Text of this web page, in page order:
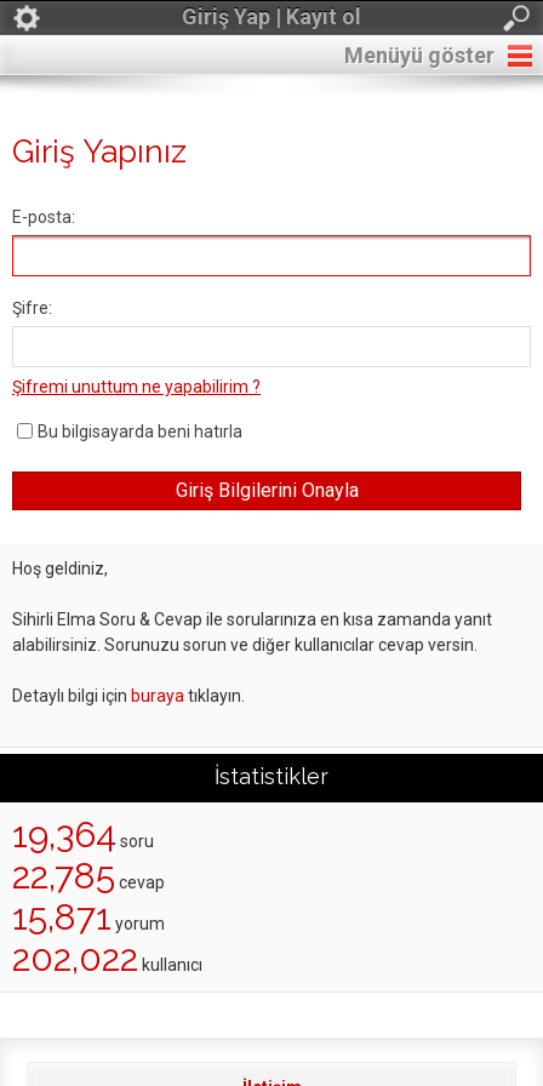
Giriş Yap | Kayıt ol
Menüyü göster
Giriş Yapınız
E-posta:
Şifre:
Şifremi unuttum ne yapabilirim ?
Bu bilgisayarda beni hatırla
Hoş geldiniz,
Sihirli Elma Soru & Cevap ile sorularınıza en kısa zamanda yanıt
alabilirsiniz. Sorunuzu sorun ve diğer kullanıcılar cevap versin.
Detaylı bilgi için buraya tıklayın.
İstatistikler
19,364 soru
22,785 cevap
15,871 yorum
202,022 kullanıcı